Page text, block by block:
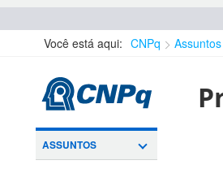
Você está aqui: CNPq Assuntos
ASSUNTOS